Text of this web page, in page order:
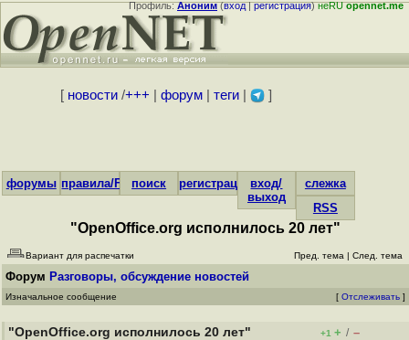
Профиль:Аноним(вход|регистрация)неRUopennet.me
[ новости/+++ форум| теги| ]
форумы правила/FAQпоиск регистрациявход/
выход
слежка
RSS
"OpenOffice.org исполнилось 20 лет"
Вариант для распечатки Пред. тема | След. тема
Форум Разговоры, обсуждение новостей
Изначальное сообщение [ Отслеживать ]
"OpenOffice.org исполнилось 20 лет" +1 + / –